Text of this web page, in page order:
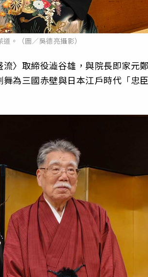
。（圖／吳德亮攝影）
〉取締役澁谷雄，與院長即家元
為三國赤壁與日本江戶時代「忠